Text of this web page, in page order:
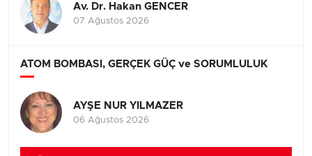
Av. Dr. Hakan GENCER
07 Ağustos 2026
ATOM BOMBASI, GERÇEK GÜÇ ve SORUMLULUK
AYŞE NUR YILMAZER
06 Ağustos 2026